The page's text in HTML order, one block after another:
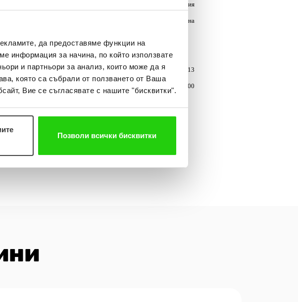
да предоставяме функции на
информация за начина, по който използвате
и партньори за анализ, които може да я
която са събрали от ползването от Ваша
Вие се съгласявате с нашите "бисквитки".
Позволи всички бисквитки
”, коментира 45-годишната Емилия
на организаторите да провеждат обучения сред служителите на
Те се провеждат в цялата страна. До момента са организирани 13
да се запише за тях чрез обаждане на национален телефон 0700